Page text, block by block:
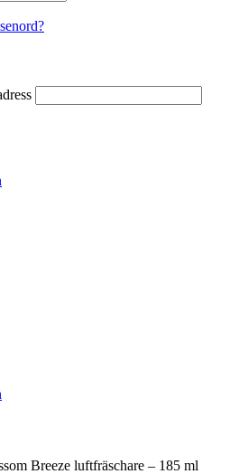
Breeze luftfräschare – 185 ml